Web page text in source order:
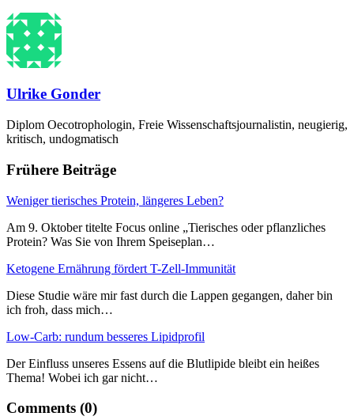
Ulrike Gonder
Diplom Oecotrophologin, Freie Wissenschaftsjournalistin, neugierig,
kritisch, undogmatisch
Frühere Beiträge
Weniger tierisches Protein, längeres Leben?
Am 9. Oktober titelte Focus online „Tierisches oder pflanzliches
Protein? Was Sie von Ihrem Speiseplan…
Ketogene Ernährung fördert T-Zell-Immunität
Diese Studie wäre mir fast durch die Lappen gegangen, daher bin
ich froh, dass mich…
Low-Carb: rundum besseres Lipidprofil
Der Einfluss unseres Essens auf die Blutlipide bleibt ein heißes
Thema! Wobei ich gar nicht…
Comments (0)